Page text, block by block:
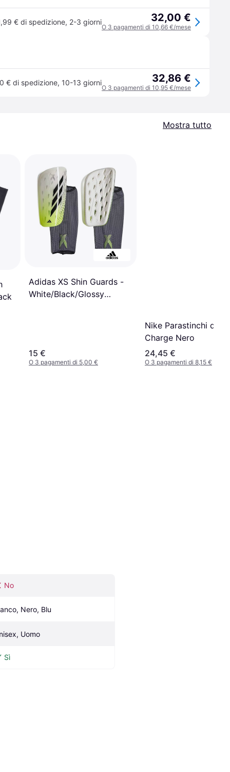
€ di spedizione, 2-3 giorni 32,00 €
O 3 pagamenti di 10,66 €/mese
€ di spedizione, 10-13 giorni 32,86 €
O 3 pagamenti di 10,95 €/mese
Mostra tutto
Adidas XS Shin Guards -
White/Black/Glossy
15 €
O 3 pagamenti di 5,00 €
Nike Parastinchi da
Charge Nero
24,45 €
O 3 pagamenti di 8,15 €
No
Nero, Blu
Uomo
Sì